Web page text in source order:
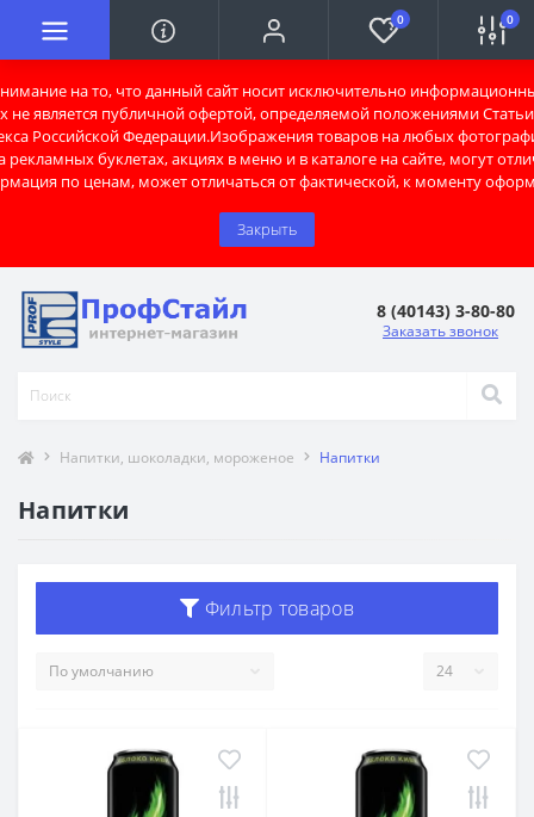
на то, что данный сайт носит исключительно
не является публичной офертой, определяемой положениями Статьи
Российской Федерации.Изображения товаров на любых
рекламных буклетах, акциях в меню и в каталоге на сайте, могут
по ценам, может отличаться от фактической, к моменту
Закрыть
0 0
8 (40143) 3-80-80
Заказать звонок
Напитки, шоколадки, мороженое Напитки
Напитки
Фильтр товаров